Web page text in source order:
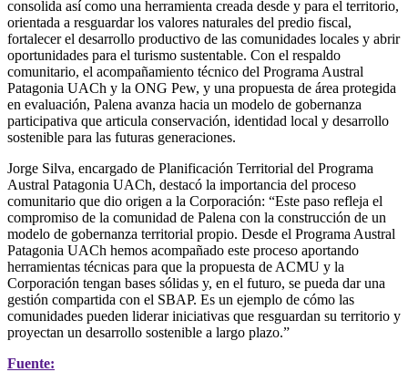
consolida así como una herramienta creada desde y para el territorio,
orientada a resguardar los valores naturales del predio fiscal,
fortalecer el desarrollo productivo de las comunidades locales y abrir
oportunidades para el turismo sustentable. Con el respaldo
comunitario, el acompañamiento técnico del Programa Austral
Patagonia UACh y la ONG Pew, y una propuesta de área protegida
en evaluación, Palena avanza hacia un modelo de gobernanza
participativa que articula conservación, identidad local y desarrollo
sostenible para las futuras generaciones.
Jorge Silva, encargado de Planificación Territorial del Programa
Austral Patagonia UACh, destacó la importancia del proceso
comunitario que dio origen a la Corporación: “Este paso refleja el
compromiso de la comunidad de Palena con la construcción de un
modelo de gobernanza territorial propio. Desde el Programa Austral
Patagonia UACh hemos acompañado este proceso aportando
herramientas técnicas para que la propuesta de ACMU y la
Corporación tengan bases sólidas y, en el futuro, se pueda dar una
gestión compartida con el SBAP. Es un ejemplo de cómo las
comunidades pueden liderar iniciativas que resguardan su territorio y
proyectan un desarrollo sostenible a largo plazo.”
Fuente: